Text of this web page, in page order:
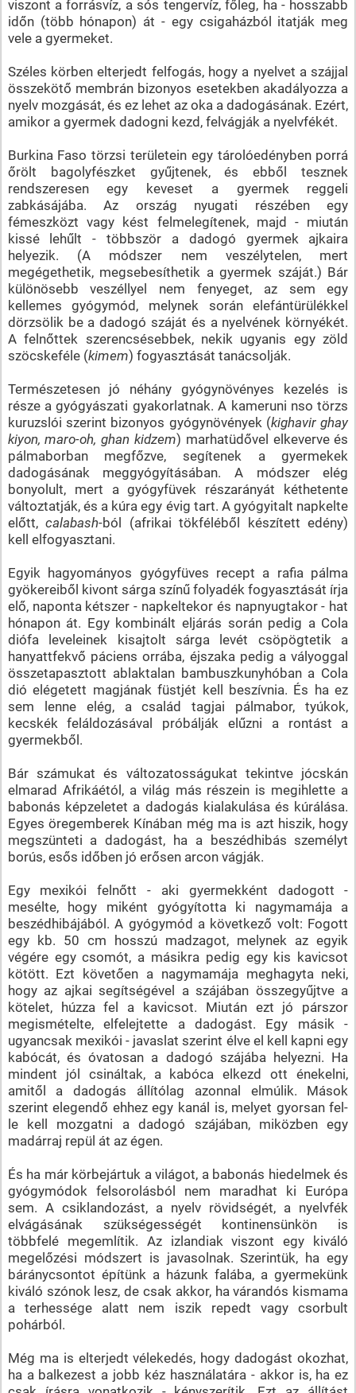
viszont a forrásvíz, a sós tengervíz, főleg, ha - hosszabb
időn (több hónapon) át - egy csigaházból itatják meg
vele a gyermeket.
Széles körben elterjedt felfogás, hogy a nyelvet a szájjal
összekötő membrán bizonyos esetekben akadályozza a
nyelv mozgását, és ez lehet az oka a dadogásának. Ezért,
amikor a gyermek dadogni kezd, felvágják a nyelvfékét.
Burkina Faso törzsi területein egy tárolóedényben porrá
őrölt bagolyfészket gyűjtenek, és ebből tesznek
rendszeresen egy keveset a gyermek reggeli
zabkásájába. Az ország nyugati részében egy
fémeszközt vagy kést felmelegítenek, majd - miután
kissé lehűlt - többször a dadogó gyermek ajkaira
helyezik. (A módszer nem veszélytelen, mert
megégethetik, megsebesíthetik a gyermek száját.) Bár
különösebb veszéllyel nem fenyeget, az sem egy
kellemes gyógymód, melynek során elefántürülékkel
dörzsölik be a dadogó száját és a nyelvének környékét.
A felnőttek szerencsésebbek, nekik ugyanis egy zöld
szöcskeféle (kimem) fogyasztását tanácsolják.
Természetesen jó néhány gyógynövényes kezelés is
része a gyógyászati gyakorlatnak. A kameruni nso törzs
kuruzslói szerint bizonyos gyógynövények (kighavir ghay
kiyon, maro-oh, ghan kidzem) marhatüdővel elkeverve és
pálmaborban megfőzve, segítenek a gyermekek
dadogásának meggyógyításában. A módszer elég
bonyolult, mert a gyógyfüvek részarányát kéthetente
változtatják, és a kúra egy évig tart. A gyógyitalt napkelte
előtt,calabash-ból (afrikai tökféléből készített edény)
kell elfogyasztani.
Egyik hagyományos gyógyfüves recept a rafia pálma
gyökereiből kivont sárga színű folyadék fogyasztását írja
elő, naponta kétszer - napkeltekor és napnyugtakor - hat
hónapon át. Egy kombinált eljárás során pedig a Cola
diófa leveleinek kisajtolt sárga levét csöpögtetik a
hanyattfekvő páciens orrába, éjszaka pedig a vályoggal
összetapasztott ablaktalan bambuszkunyhóban a Cola
dió elégetett magjának füstjét kell beszívnia. És ha ez
sem lenne elég, a család tagjai pálmabor, tyúkok,
kecskék feláldozásával próbálják elűzni a rontást a
gyermekből.
Bár számukat és változatosságukat tekintve jócskán
elmarad Afrikáétól, a világ más részein is megihlette a
babonás képzeletet a dadogás kialakulása és kúrálása.
Egyes öregemberek Kínában még ma is azt hiszik, hogy
megszünteti a dadogást, ha a beszédhibás személyt
borús, esős időben jó erősen arcon vágják.
Egy mexikói felnőtt - aki gyermekként dadogott -
mesélte, hogy miként gyógyította ki nagymamája a
beszédhibájából. A gyógymód a következő volt: Fogott
egy kb. 50 cm hosszú madzagot, melynek az egyik
végére egy csomót, a másikra pedig egy kis kavicsot
kötött. Ezt követően a nagymamája meghagyta neki,
hogy az ajkai segítségével a szájában összegyűjtve a
kötelet, húzza fel a kavicsot. Miután ezt jó párszor
megismételte, elfelejtette a dadogást. Egy másik -
ugyancsak mexikói - javaslat szerint élve el kell kapni egy
kabócát, és óvatosan a dadogó szájába helyezni. Ha
mindent jól csináltak, a kabóca elkezd ott énekelni,
amitől a dadogás állítólag azonnal elmúlik. Mások
szerint elegendő ehhez egy kanál is, melyet gyorsan fel-
le kell mozgatni a dadogó szájában, miközben egy
madárraj repül át az égen.
És ha már körbejártuk a világot, a babonás hiedelmek és
gyógymódok felsorolásból nem maradhat ki Európa
sem. A csiklandozást, a nyelv rövidségét, a nyelvfék
elvágásának szükségességét kontinensünkön is
többfelé megemlítik. Az izlandiak viszont egy kiváló
megelőzési módszert is javasolnak. Szerintük, ha egy
báránycsontot építünk a házunk falába, a gyermekünk
kiváló szónok lesz, de csak akkor, ha várandós kismama
a terhessége alatt nem iszik repedt vagy csorbult
pohárból.
Még ma is elterjedt vélekedés, hogy dadogást okozhat,
ha a balkezest a jobb kéz használatára - akkor is, ha ez